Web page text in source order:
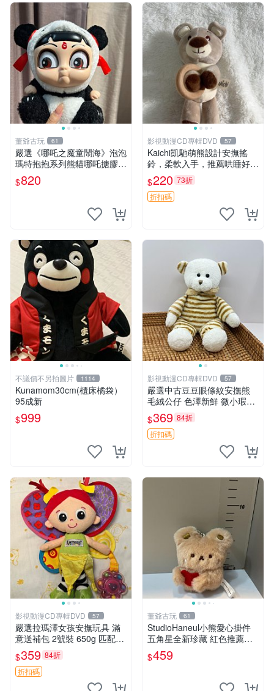
董爺古玩 61
嚴選《哪吒之魔童鬧海》泡泡
瑪特抱抱系列熊貓哪吒搪膠臉
毛絨， STATE：如圖顯示 哪
吒 毛絨公仔 泡泡瑪特
$820
影視動漫CD專輯DVD 57
Kaichi凱馳萌熊設計安撫搖
鈴，柔軟入手，推薦哄睡好選
擇 熊公仔 安撫玩具 喂食環
$220 73折
折扣碼
不議價不另拍圖片 1114
Kunamom30cm(櫃床橘袋）
95成新
$999
影視動漫CD專輯DVD 57
嚴選中古豆豆眼條紋安撫熊
毛絨公仔 色澤新鮮 微小瑕疵
可收藏 中古 安撫熊 條紋公仔
$369 84折
折扣碼
影視動漫CD專輯DVD 57
嚴選拉瑪澤女孩安撫玩具 滿
意送補包 2號裝 650g 匹配嬰
幼童舒壓好伴侶 女孩專用 安
心選擇 安撫玩偶 衝包 玩具
$359 84折
折扣碼
董爺古玩 61
StudioHaneul小熊愛心掛件
五角星全新珍藏 紅色推薦收
藏 玩具掛飾 掛件 新品
$459